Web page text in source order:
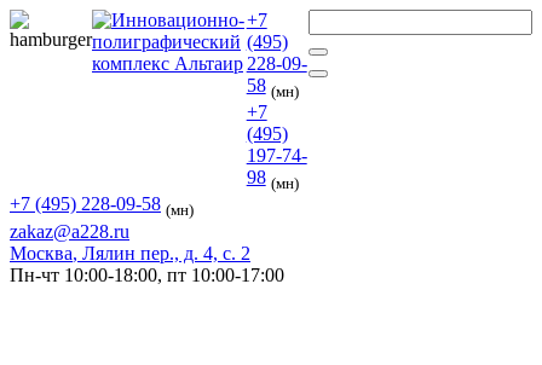
+7
(495)
228-09-
58 (мн)
+7
(495)
197-74-
98 (мн)
+7 (495) 228-09-58 (мн)
zakaz@a228.ru
Москва, Лялин пер., д. 4, с. 2
Пн-чт 10:00-18:00, пт 10:00-17:00